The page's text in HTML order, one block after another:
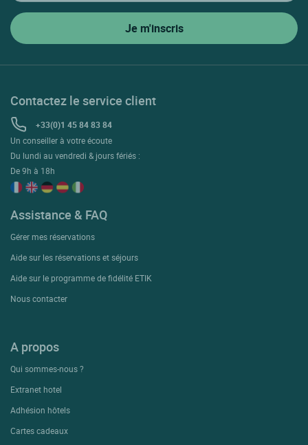
Contactez le service client
+33(0)1 45 84 83 84
Un conseiller à votre écoute
Du lundi au vendredi & jours fériés :
De 9h à 18h
Assistance & FAQ
Gérer mes réservations
Aide sur les réservations et séjours
Aide sur le programme de fidélité ETIK
Nous contacter
A propos
Qui sommes-nous ?
Extranet hotel
Adhésion hôtels
Cartes cadeaux